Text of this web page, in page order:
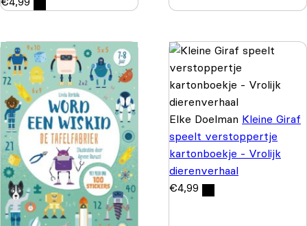
Elke Doelman Kleine Giraf
speelt verstoppertje
kartonboekje - Vrolijk
dierenverhaal
€4,99